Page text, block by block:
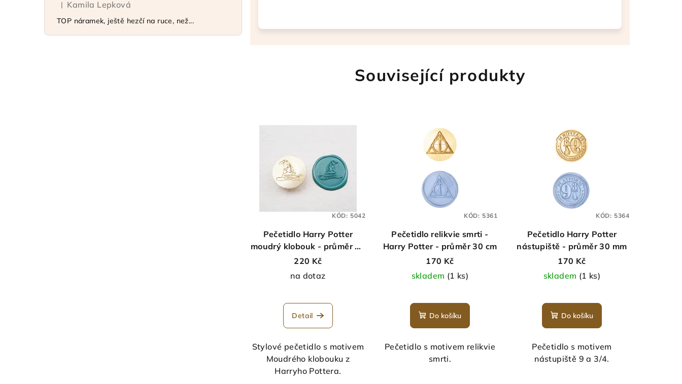
Hodnocení produktu je 5 z 5 hvězdiček.
| Kamila Lepková
TOP náramek, ještě hezčí na ruce, než...
Související produkty
Pečetidlo Harry Potter
moudrý klobouk - průměr 30
mm
220 Kč
na dotaz
hodnocení
produktu
je
5,0
z
5
Detail
Stylové pečetidlo s motivem
Moudrého klobouku z
Harryho Pottera.
KÓD: 5042
Pečetidlo relikvie smrti -
Harry Potter - průměr 30 cm
170 Kč
skladem (1 ks)
Do košíku
Pečetidlo s motivem relikvie
smrti.
KÓD: 5361
Pečetidlo Harry Potter
nástupiště - průměr 30 mm
170 Kč
skladem (1 ks)
Do košíku
Pečetidlo s motivem
nástupiště 9 a 3/4.
KÓD: 5364